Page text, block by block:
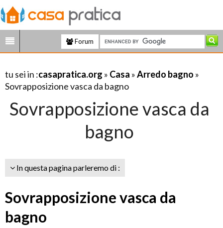
Forum
tu sei in :casapratica.org » Casa »Arredo bagno »
Sovrapposizione vasca da bagno
Sovrapposizione vasca da
bagno
In questa pagina parleremo di :
Sovrapposizione vasca da
bagno